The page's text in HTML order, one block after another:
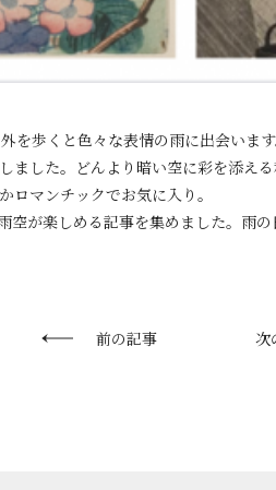
歩くと色々な表情の雨に出会います
ました。どんより暗い空に彩を添え
マンチックでお気に入り。
空が楽しめる記事を集めました。雨
前の記事 次